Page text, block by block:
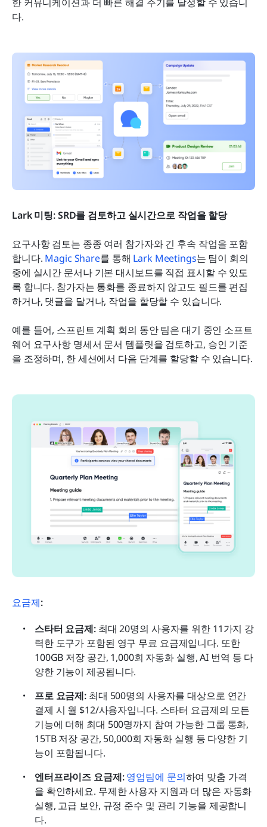
한 커뮤니케이션과 더 빠른 해결 주기를 달성할 수 있습니
다.
Lark 미팅: SRD를 검토하고 실시간으로 작업을 할당
요구사항 검토는 종종 여러 참가자와 긴 후속 작업을 포함
합니다. Magic Share를 통해 Lark Meetings는 팀이 회의
중에 실시간 문서나 기본 대시보드를 직접 표시할 수 있도
록 합니다. 참가자는 통화를 종료하지 않고도 필드를 편집
하거나, 댓글을 달거나, 작업을 할당할 수 있습니다.
예를 들어, 스프린트 계획 회의 동안 팀은 대기 중인 소프트
웨어 요구사항 명세서 문서 템플릿을 검토하고, 승인 기준
을 조정하며, 한 세션에서 다음 단계를 할당할 수 있습니다.
요금제:
스타터 요금제: 최대 20명의 사용자를 위한 11가지 강
력한 도구가 포함된 영구 무료 요금제입니다. 또한
100GB 저장 공간, 1,000회 자동화 실행, AI 번역 등 다
양한 기능이 제공됩니다.
프로 요금제: 최대 500명의 사용자를 대상으로 연간
결제 시 월 $12/사용자입니다. 스타터 요금제의 모든
기능에 더해 최대 500명까지 참여 가능한 그룹 통화,
15TB 저장 공간, 50,000회 자동화 실행 등 다양한 기
능이 포함됩니다.
엔터프라이즈 요금제: 영업팀에 문의하여 맞춤 가격
을 확인하세요. 무제한 사용자 지원과 더 많은 자동화
실행, 고급 보안, 규정 준수 및 관리 기능을 제공합니
다.